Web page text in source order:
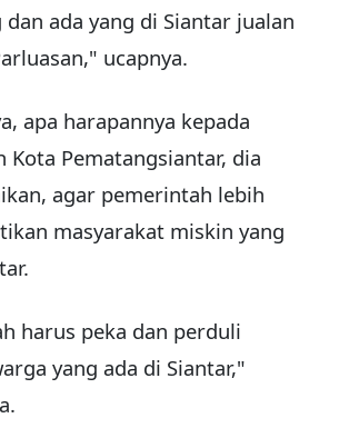
dan ada yang di Siantar jualan
ucapnya.
apa harapannya kepada
Kota Pematangsiantar, dia
agar pemerintah lebih
masyarakat miskin yang
harus peka dan perduli
yang ada di Siantar,"